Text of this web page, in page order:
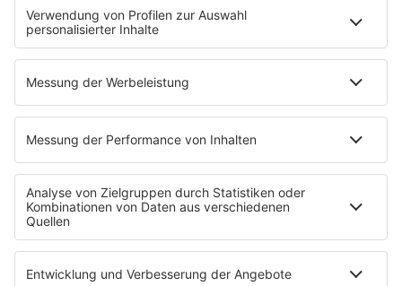
Listing
Back to the 90s
Mitmachen
Aktionen & Events
90s90s Countdown
Empfang
90s90s App
Sonos